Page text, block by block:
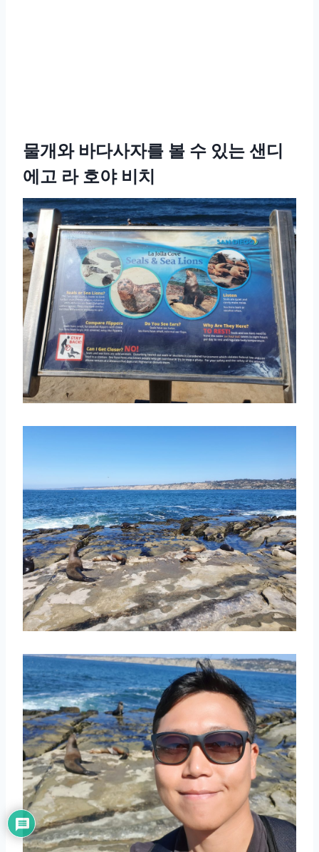
물개와 바다사자를 볼 수 있는 샌디
에고 라 호야 비치